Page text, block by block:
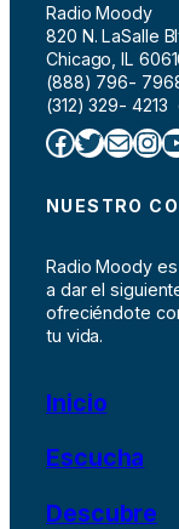
Radio Moody
820 N. LaSalle
Chicago, IL
(888) 796-
(312) 329- 4213
Facebook Twitter Correo electrónico InstagramYouTube
NUESTRO
Radio Moody
a dar el
ofreciéndote
tu vida.
Inicio
Escucha
Descubre